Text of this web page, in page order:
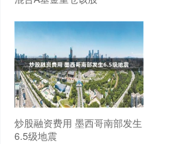
炒股融资费用 墨西哥南部发生
6.5级地震